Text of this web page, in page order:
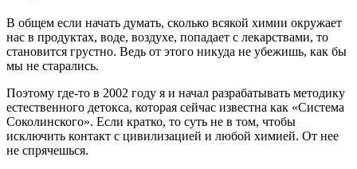
В общем если начать думать, сколько всякой химии окружает
нас в продуктах, воде, воздухе, попадает с лекарствами, то
становится грустно. Ведь от этого никуда не убежишь, как бы
мы не старались.
Поэтому где-то в 2002 году я и начал разрабатывать методику
естественного детокса, которая сейчас известна как «Система
Соколинского». Если кратко, то суть не в том, чтобы
исключить контакт с цивилизацией и любой химией. От нее
не спрячешься.